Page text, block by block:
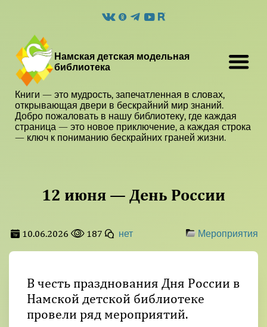
Намская детская модельная
библиотека
Книги — это мудрость, запечатленная в словах,
открывающая двери в бескрайний мир знаний.
Добро пожаловать в нашу библиотеку, где каждая
страница — это новое приключение, а каждая строка
— ключ к пониманию бескрайних граней жизни.
12 июня — День России
10.06.2026 187 нет Мероприятия
В честь празднования Дня России в
Намской детской библиотеке
провели ряд мероприятий.